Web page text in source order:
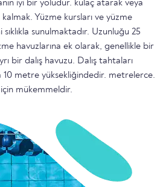
iyi bir yoludur. kulaç atarak veya
Yüzme kursları ve yüzme
sunulmaktadır. Uzunluğu 25
havuzlarına ek olarak, genellikle bir
bir dalış havuzu. Dalış tahtaları
10 metre yüksekliğindedir. metrelerce.
mükemmeldir.